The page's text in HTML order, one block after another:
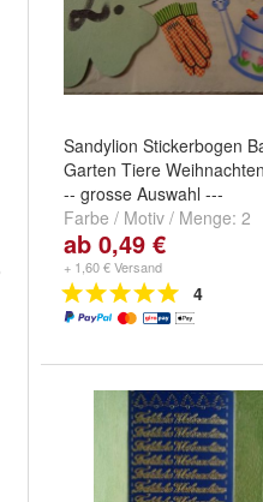
Sandylion Stickerbogen
Garten Tiere
-- grosse Auswahl ---
Farbe / Motiv / Menge: 2
Gartenwerkzeug
blau-,4 Baby rosa
...
ab 0,49 €
+ 1,60 € Versand
4